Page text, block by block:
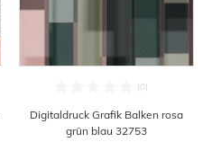
Digitaldruck Grafik Balken rosa
grün blau 32753